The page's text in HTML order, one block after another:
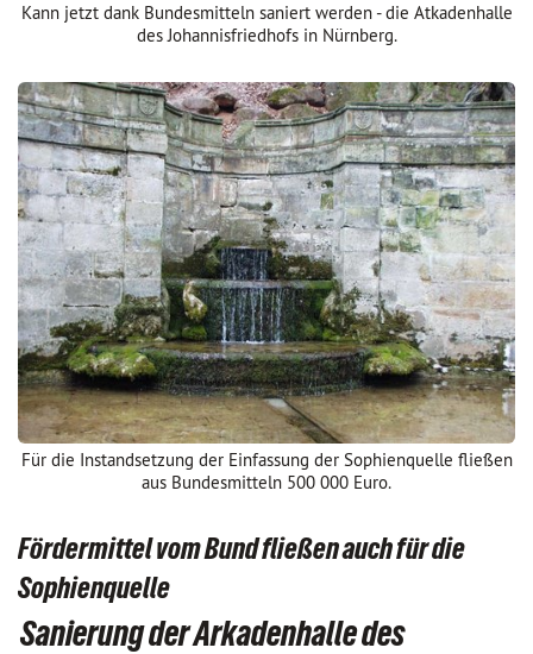
Kann jetzt dank Bundesmitteln saniert werden - die Atkadenhalle
des Johannisfriedhofs in Nürnberg.
Für die Instandsetzung der Einfassung der Sophienquelle fließen
aus Bundesmitteln 500 000 Euro.
Fördermittel vom Bund fließen auch für die
Sophienquelle
Sanierung der Arkadenhalle des